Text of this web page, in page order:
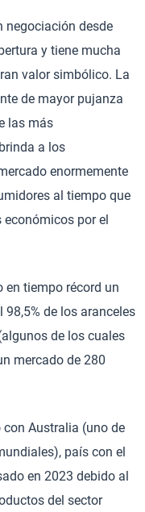
negociación desde
y tiene mucha
valor simbólico. La
de mayor pujanza
las más
a los
enormemente
al tiempo que
por el
en tiempo récord un
de los aranceles
de los cuales
mercado de 280
Australia (uno de
país con el
en 2023 debido al
del sector